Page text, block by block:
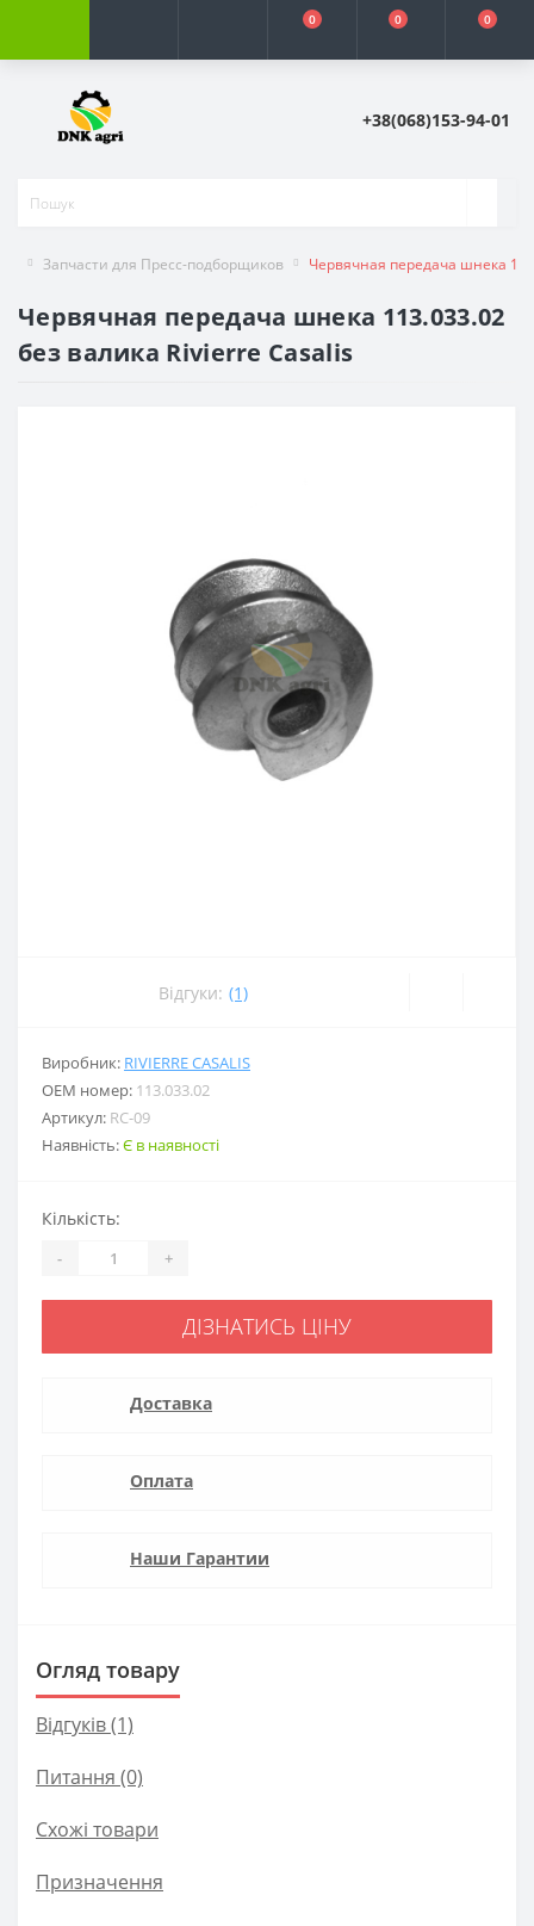
0 0 0
+38(068)153-94-01
Запчасти для Пресс-подборщиков Червячная передача шнека
Червячная передача шнека 113.033.02
без валика Rivierre Casalis
Відгуки: (1)
Виробник: RIVIERRE CASALIS
ОЕМ номер: 113.033.02
Артикул: RC-09
Наявність:Є в наявності
Кількість:
- +
ДІЗНАТИСЬ ЦІНУ
Доставка
Оплата
Наши Гарантии
Огляд товару
Відгуків (1)
Питання (0)
Схожі товари
Призначення